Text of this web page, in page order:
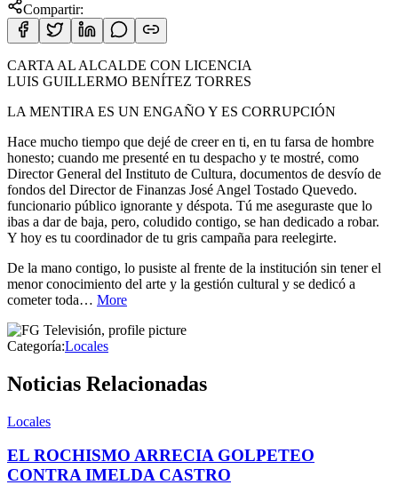
Compartir:
CARTA AL ALCALDE CON LICENCIA
LUIS GUILLERMO BENÍTEZ TORRES
LA MENTIRA ES UN ENGAÑO Y ES CORRUPCIÓN
Hace mucho tiempo que dejé de creer en ti, en tu farsa de hombre
honesto; cuando me presenté en tu despacho y te mostré, como
Director General del Instituto de Cultura, documentos de desvío de
fondos del Director de Finanzas José Angel Tostado Quevedo.
funcionario público ignorante y déspota. Tú me aseguraste que lo
ibas a dar de baja, pero, coludido contigo, se han dedicado a robar.
Y hoy es tu coordinador de tu gris campaña para reelegirte.
De la mano contigo, lo pusiste al frente de la institución sin tener el
menor conocimiento del arte y la gestión cultural y se dedicó a
cometer toda… More
Categoría:Locales
Noticias Relacionadas
Locales
EL ROCHISMO ARRECIA GOLPETEO
CONTRA IMELDA CASTRO